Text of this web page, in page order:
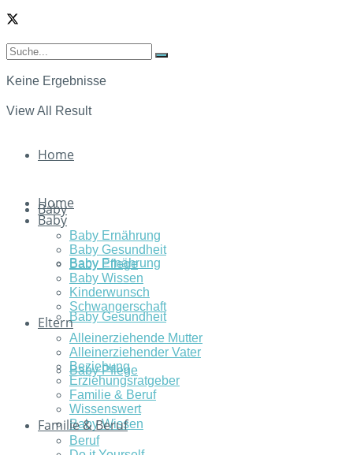
Keine Ergebnisse
View All Result
Home
Baby
Baby Ernährung
Baby Gesundheit
Baby Pflege
Baby Wissen
Home
Baby
Baby Ernährung
Baby Gesundheit
Baby Pflege
Baby Wissen
Kinderwunsch
Schwangerschaft
Eltern
Alleinerziehende Mutter
Alleinerziehender Vater
Beziehung
Erziehungsratgeber
Familie & Beruf
Wissenswert
Familie & Beruf
Beruf